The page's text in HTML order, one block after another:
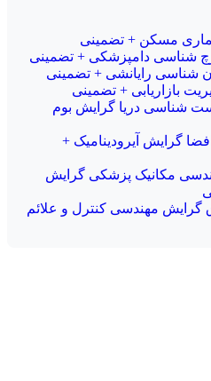
مسکن + تضمینی
شناسی دامپزشکی + تضمینی
شناسی رایانشی + تضمینی
بازاریابی + تضمینی
شناسی دریا گرایش بوم
گرایش آیرودینامیک +
مکانیک پزشکی گرایش
گرایش مهندسی کنترل و علائم